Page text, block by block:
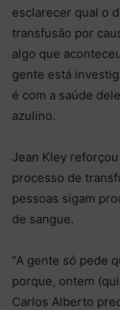
esclarecer qual o
transfusão por
algo que
gente está
é com a saúde
azulino.
Jean Kley
processo de
pessoas sigam
de sangue.
“A gente só pede
porque, ontem
Carlos Alberto